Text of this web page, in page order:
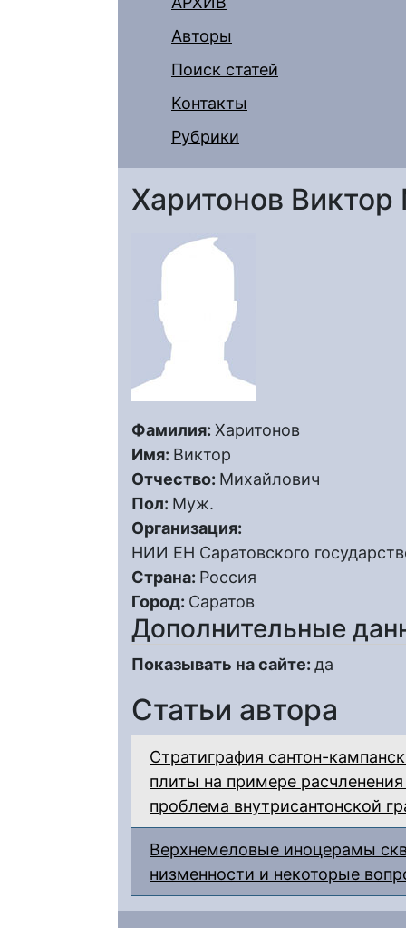
Авторы
Поиск статей
Контакты
Рубрики
Харитонов
Фамилия: Харитонов
Имя: Виктор
Отчество: Михайлович
Пол: Муж.
Организация:
НИИ ЕН Саратовского
Страна: Россия
Город: Саратов
Дополнительные
Показывать на сайте: да
Статьи автора
Стратиграфия сантон-
плиты на примере
проблема внутрисантонской
Верхнемеловые иноцерамы
низменности и некоторые